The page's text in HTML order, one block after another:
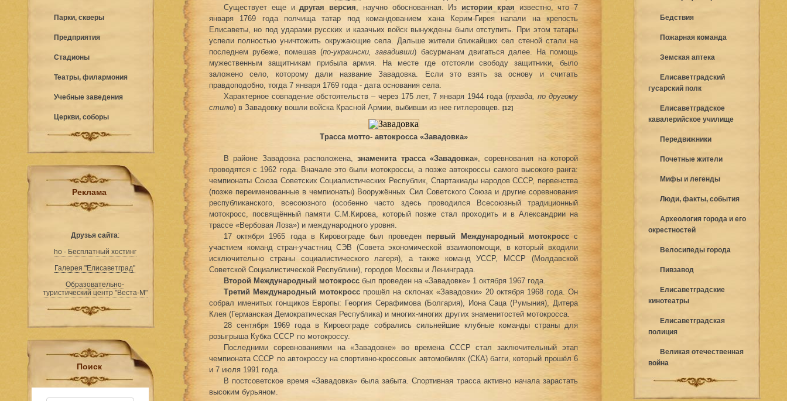
Парки, скверы
Предприятия
Стадионы
Театры, филармония
Учебные заведения
Церкви, соборы
Реклама
Друзья сайта:
ho - Бесплатный хостинг
Галерея "Елисаветград"
Образовательно-
туристический центр "Веста-М"
Поиск
Существует еще идругая версия, научно обоснованная. Из истории края известно, что 7
января 1769 года полчища татар под командованием хана Керим-Гирея напали на крепость
Елисаветы, но под ударами русских и казачьих войск вынуждены были отступить. При этом татары
успели полностью уничтожить окружающие села. Дальше жители ближайших сел стеной стали на
последнем рубеже, помешав (по-украински, завадивши) басурманам двигаться далее. На помощь
мужественным защитникам прибыла армия. На месте где отстояли свободу защитники, было
заложено село, которому дали название Завадовка. Если это взять за основу и считать
правдоподобно, тогда 7 января 1769 года - дата основания села.
Характерное совпадение обстоятельств – через 175 лет, 7 января 1944 года (правда, по другому
стилю) в Завадовку вошли войска Красной Армии, выбивши из нее гитлеровцев. [12]
Трасса мотто- автокросса «Завадовка»
В районе Завадовка расположена,знаменита трасса «Завадовка», соревнования на которой
проводятся с 1962 года. Вначале это были мотокроссы, а позже автокроссы самого высокого ранга:
чемпионаты Союза Советских Социалистических Республик, Спартакиады народов СССР, первенства
(позже переименованные в чемпионаты) Вооружённых Сил Советского Союза и другие соревнования
республиканского, всесоюзного (особенно часто здесь проводился Всесоюзный традиционный
мотокросс, посвящённый памяти С.М.Кирова, который позже стал проходить и в Александрии на
трассе «Вербовая Лоза») и международного уровня.
17 октября 1965 года в Кировограде был проведен первый Международный мотокроссс
участием команд стран-участниц СЭВ (Совета экономической взаимопомощи, в который входили
исключительно страны социалистического лагеря), а также команд УССР, МССР (Молдавской
Советской Социалистической Республики), городов Москвы и Ленинграда.
Второй Международный мотокросс был проведен на «Завадовке» 1 октября 1967 года.
Третий Международный мотокросспрошёл на склонах «Завадовки» 20 октября 1968 года. Он
собрал именитых гонщиков Европы: Георгия Серафимова (Болгария), Иона Саца (Румыния), Дитера
Клея (Германская Демократическая Республика) и многих-многих других знаменитостей мотокросса.
28 сентября 1969 года в Кировограде собрались сильнейшие клубные команды страны для
розыгрыша Кубка СССР по мотокроссу.
Последними соревнованиями на «Завадовке» во времена СССР стал заключительный этап
чемпионата СССР по автокроссу на спортивно-кроссовых автомобилях (СКА) багги, который прошёл 6
и 7 июля 1991 года.
В постсоветское время «Завадовка» была забыта. Спортивная трасса активно начала зарастать
высоким бурьяном.
Бедствия
Пожарная команда
Земская аптека
Елисаветградский
гусарский полк
Елисаветградское
кавалерийское училище
Передвижники
Почетные жители
Мифы и легенды
Люди, факты, события
Археология города и его
окрестностей
Велосипеды города
Пивзавод
Елисаветградские
кинотеатры
Елисаветградская
полиция
Великая отечественная
война